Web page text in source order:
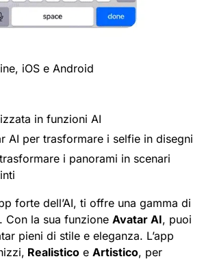
iOS e Android
in funzioni AI
AI per trasformare i selfie in disegni
i panorami in scenari
forte dell’AI, ti offre una gamma di
Con la sua funzione Avatar AI, puoi
pieni di stile e eleganza. L’app
Realistico e Artistico, per